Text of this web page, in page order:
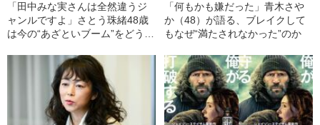
「田中みな実さんは全然違うジ
ャンルですよ」さとう珠緒48歳
は今の“あざといブーム”をどう見
「何もかも嫌だった」青木さや
か（48）が語る、ブレイクして
もなぜ“満たされなかった”のか